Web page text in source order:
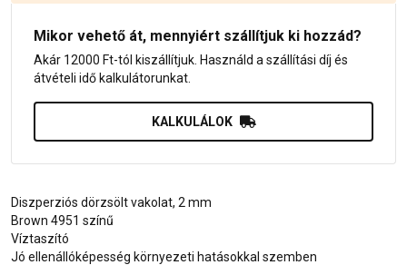
Mikor vehető át, mennyiért szállítjuk ki hozzád?
Akár 12000 Ft-tól kiszállítjuk. Használd a szállítási díj és
átvételi idő kalkulátorunkat.
KALKULÁLOK
Diszperziós dörzsölt vakolat, 2 mm
Brown 4951 színű
Víztaszító
Jó ellenállóképesség környezeti hatásokkal szemben